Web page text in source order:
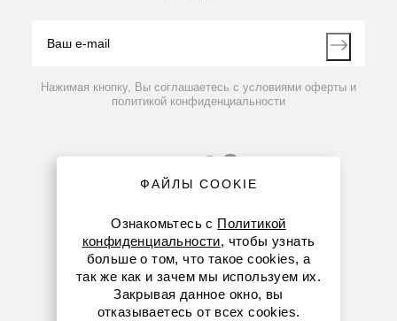
Контакты
Нажимая кнопку, Вы соглашаетесь с условиями оферты и
политикой конфиденциальности
8 (800) 234-05-08
+7 (923) 303-01-52
ФАЙЛЫ COOKIE
Ознакомьтесь с Политикой
конфиденциальности, чтобы узнать
больше о том, что такое cookies, а
так же как и зачем мы используем их.
Закрывая данное окно, вы
отказываетесь от всех cookies.